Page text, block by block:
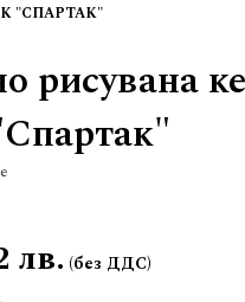
"СПАРТАК"
рисувана
лв.